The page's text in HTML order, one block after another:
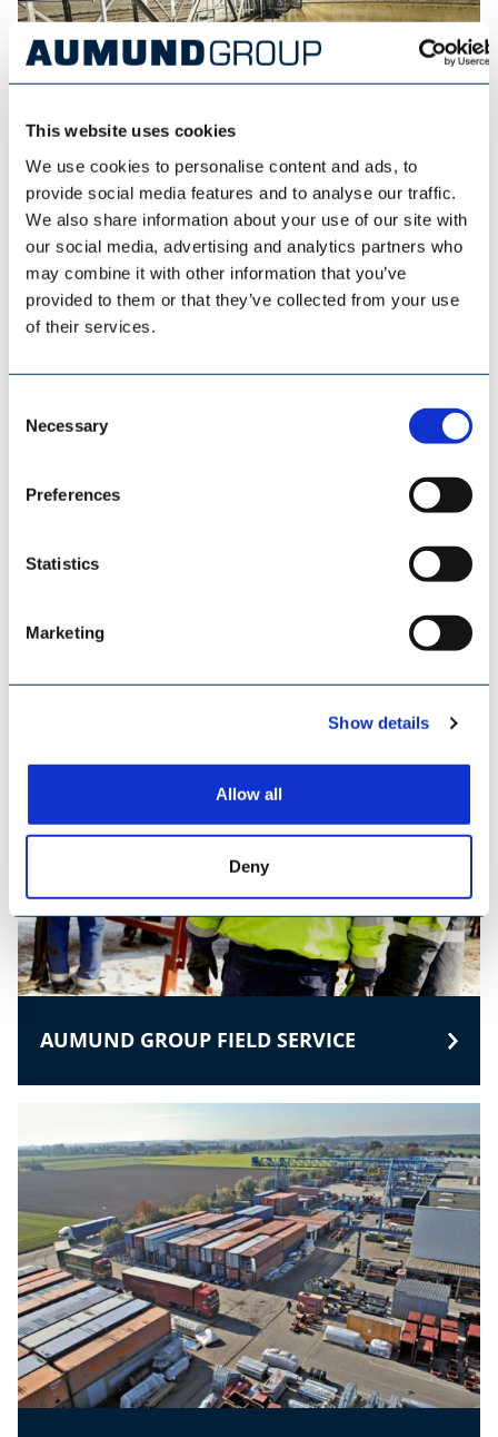
This website uses cookies
We use cookies to personalise content and ads, to
provide social media features and to analyse our traffic.
We also share information about your use of our site with
our social media, advertising and analytics partners who
may combine it with other information that you’ve
provided to them or that they’ve collected from your use
of their services.
Selection
Necessary
Preferences
Statistics
Marketing
Show details
Allow all
Deny
ESI EUROSILO
TILEMANN KETTEN & KOMPONENTEN
AUMUND GROUP FIELD SERVICE